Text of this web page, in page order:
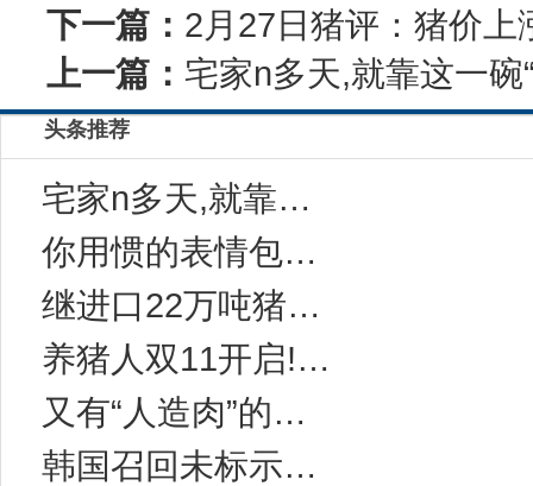
下一篇： 2月27日猪评：猪价上
上一篇： 宅家n多天,就靠这一碗
头条推荐
宅家n多天,就靠这一碗“感冒灵味“的拉面说
你用惯的表情包，成了品牌年轻化法宝
继进口22万吨猪肉后，中国对西班牙等国宣布一
养猪人双11开启!今年有10万家猪场在网上采
又有“人造肉”的事儿？科学家：无需饲养和屠宰
韩国召回未标示致敏成分的健康功能食品